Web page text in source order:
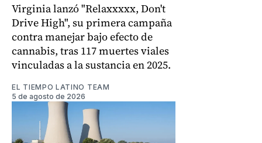
Virginia lanzó "Relaxxxxx, Don't
Drive High", su primera campaña
contra manejar bajo efecto de
cannabis, tras 117 muertes viales
vinculadas a la sustancia en 2025.
EL TIEMPO LATINO TEAM
5 de agosto de 2026